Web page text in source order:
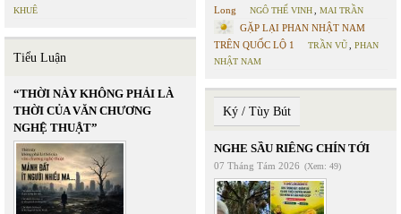
KHUÊ
Tiểu Luận
“THỜI NÀY KHÔNG PHẢI LÀ
THỜI CỦA VĂN CHƯƠNG
NGHỆ THUẬT”
Long
NGÔ THẾ VINH MAI TRẦN
GẶP LẠI PHAN NHẬT NAM
TRÊN QUỐC LỘ 1
TRẦN VŨ
PHAN
NHẬT NAM
Ký / Tùy Bút
NGHE SẦU RIÊNG CHÍN TỚI
07 Tháng Tám 2026 (Xem: 49)